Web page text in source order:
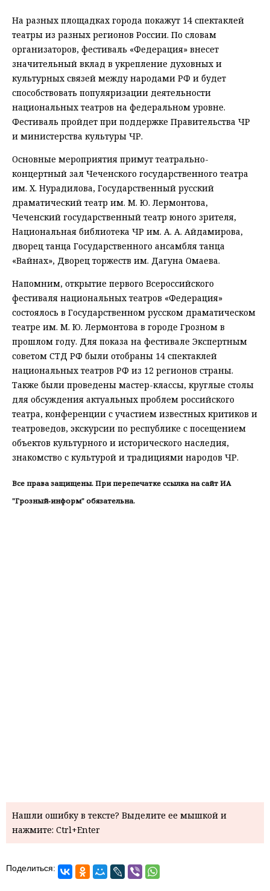
На разных площадках города покажут 14 спектаклей
театры из разных регионов России. По словам
организаторов, фестиваль «Федерация» внесет
значительный вклад в укрепление духовных и
культурных связей между народами РФ и будет
способствовать популяризации деятельности
национальных театров на федеральном уровне.
Фестиваль пройдет при поддержке Правительства ЧР
и министерства культуры ЧР.
Основные мероприятия примут театрально-
концертный зал Чеченского государственного театра
им. Х. Нурадилова, Государственный русский
драматический театр им. М. Ю. Лермонтова,
Чеченский государственный театр юного зрителя,
Национальная библиотека ЧР им. А. А. Айдамирова,
дворец танца Государственного ансамбля танца
«Вайнах», Дворец торжеств им. Дагуна Омаева.
Напомним, открытие первого Всероссийского
фестиваля национальных театров «Федерация»
состоялось в Государственном русском драматическом
театре им. М. Ю. Лермонтова в городе Грозном в
прошлом году. Для показа на фестивале Экспертным
советом СТД РФ были отобраны 14 спектаклей
национальных театров РФ из 12 регионов страны.
Также были проведены мастер-классы, круглые столы
для обсуждения актуальных проблем российского
театра, конференции с участием известных критиков и
театроведов, экскурсии по республике с посещением
объектов культурного и исторического наследия,
знакомство с культурой и традициями народов ЧР.
Все права защищены. При перепечатке ссылка на сайт ИА
"Грозный-информ" обязательна.
Нашли ошибку в тексте? Выделите ее мышкой и
нажмите: Ctrl+Enter
Поделиться: